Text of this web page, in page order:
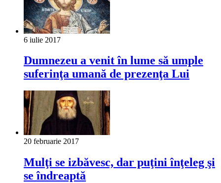
6 iulie 2017
Dumnezeu a venit în lume să umple
suferinţa umană de prezenţa Lui
20 februarie 2017
Mulţi se izbăvesc, dar puţini în­ţeleg şi
se îndreaptă